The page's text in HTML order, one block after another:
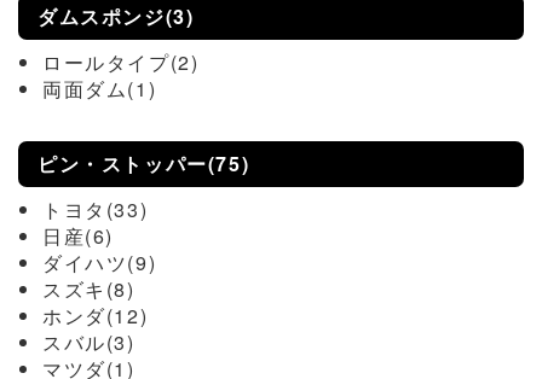
ダムスポンジ(3)
ロールタイプ(2)
両面ダム(1)
ピン・ストッパー(75)
トヨタ(33)
日産(6)
ダイハツ(9)
スズキ(8)
ホンダ(12)
スバル(3)
マツダ(1)